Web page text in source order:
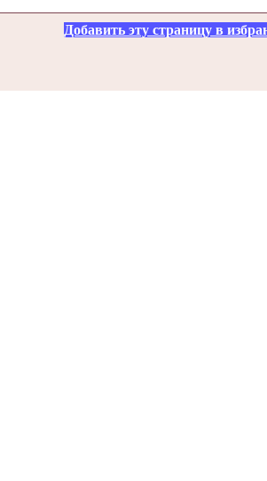
Добавить эту страницу в